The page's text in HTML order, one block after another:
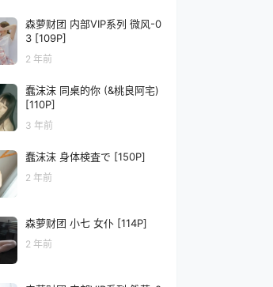
森萝财团 内部VIP系列 微风-0
3 [109P]
2 年前
蠢沫沫 同桌的你 (&桃良阿宅)
[110P]
3 年前
蠢沫沫 身体検査で [150P]
2 年前
森萝财团 小七 女仆 [114P]
2 年前